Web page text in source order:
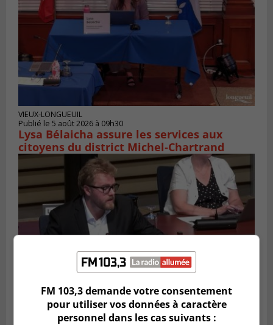
VIEUX-LONGUEUIL
Publié le 5 août 2026 à 09h30
Lysa Bélaicha assure les services aux
citoyens du district Michel‑Chartrand
LONGUEUIL
Publié le 4 août 2026 à 08h28
FM 103,3 demande votre consentement
pour utiliser vos données à caractère
personnel dans les cas suivants :